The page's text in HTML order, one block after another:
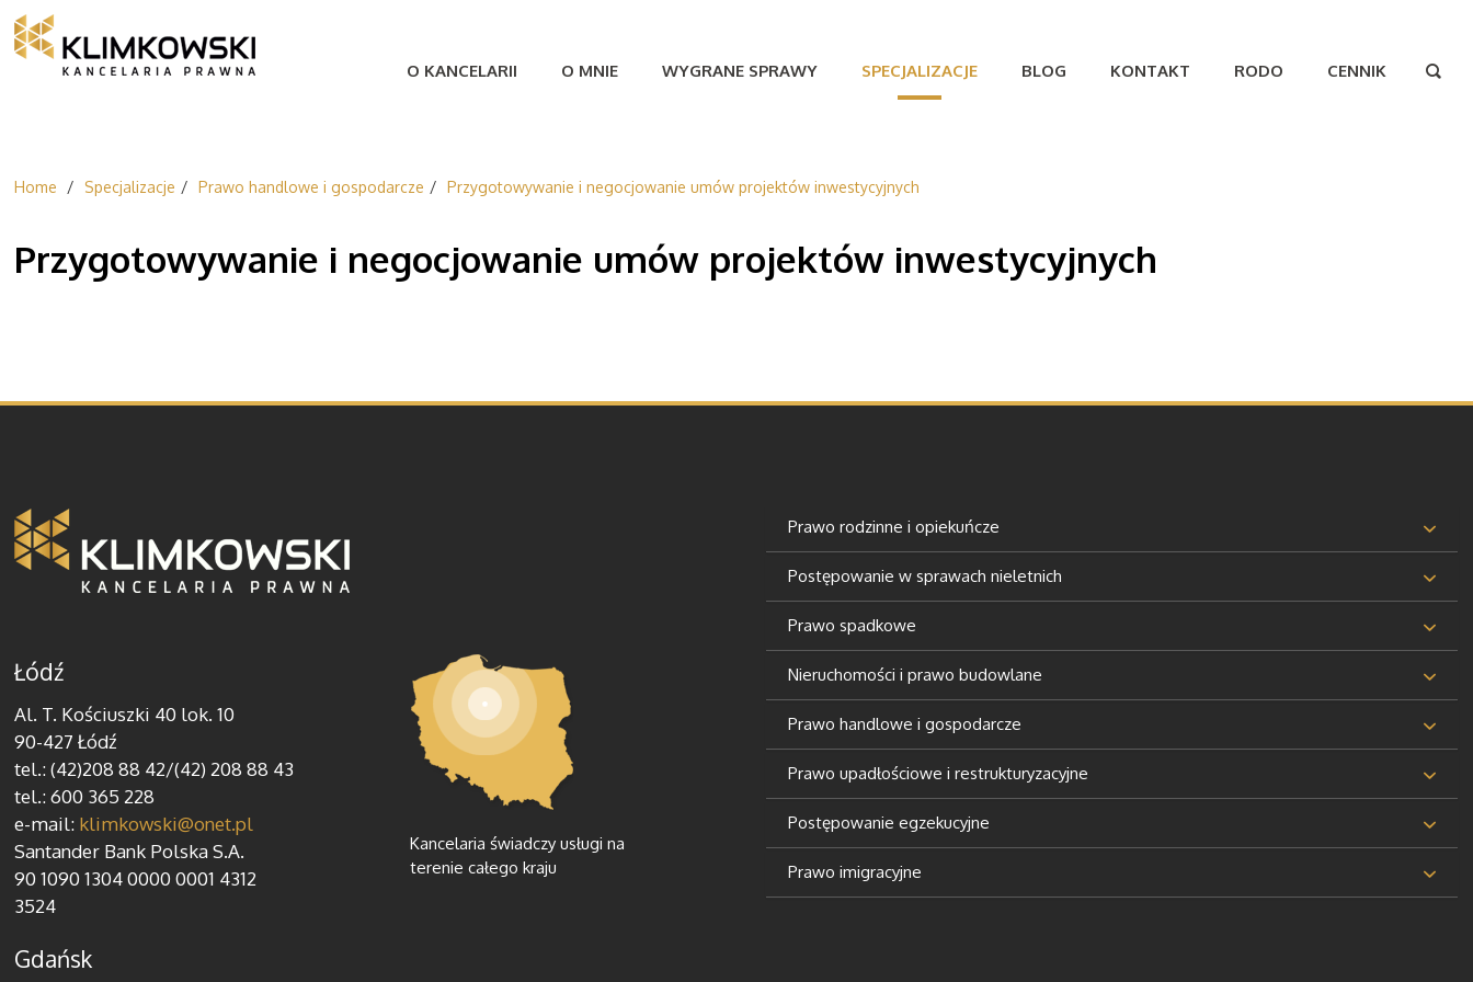
O KANCELARII O MNIE WYGRANE SPRAWY SPECJALIZACJE BLOG KONTAKT RODO CENNIK 
Home Specjalizacje Prawo handlowe i gospodarcze Przygotowywanie i negocjowanie umów projektów inwestycyjnych
Przygotowywanie i negocjowanie umów projektów inwestycyjnych
Łódź
Al. T. Kościuszki 40 lok. 10
90-427 Łódź
tel.: (42)208 88 42/(42) 208 88 43
tel.: 600 365 228
e-mail: klimkowski@onet.pl
Santander Bank Polska S.A.
90 1090 1304 0000 0001 4312
3524
Gdańsk
Kancelaria świadczy usługi na
terenie całego kraju
Prawo rodzinne i opiekuńcze
Postępowanie w sprawach nieletnich
Prawo spadkowe
Nieruchomości i prawo budowlane
Prawo handlowe i gospodarcze
Prawo upadłościowe i restrukturyzacyjne
Postępowanie egzekucyjne
Prawo imigracyjne